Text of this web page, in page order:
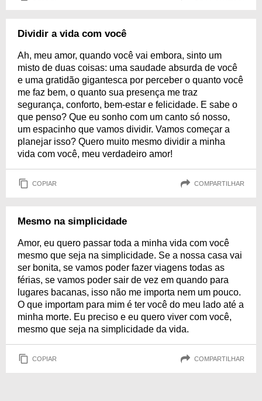
Dividir a vida com você
Ah, meu amor, quando você vai embora, sinto um
misto de duas coisas: uma saudade absurda de você
e uma gratidão gigantesca por perceber o quanto você
me faz bem, o quanto sua presença me traz
segurança, conforto, bem-estar e felicidade. E sabe o
que penso? Que eu sonho com um canto só nosso,
um espacinho que vamos dividir. Vamos começar a
planejar isso? Quero muito mesmo dividir a minha
vida com você, meu verdadeiro amor!
COPIAR COMPARTILHAR
Mesmo na simplicidade
Amor, eu quero passar toda a minha vida com você
mesmo que seja na simplicidade. Se a nossa casa vai
ser bonita, se vamos poder fazer viagens todas as
férias, se vamos poder sair de vez em quando para
lugares bacanas, isso não me importa nem um pouco.
O que importam para mim é ter você do meu lado até a
minha morte. Eu preciso e eu quero viver com você,
mesmo que seja na simplicidade da vida.
COPIAR COMPARTILHAR